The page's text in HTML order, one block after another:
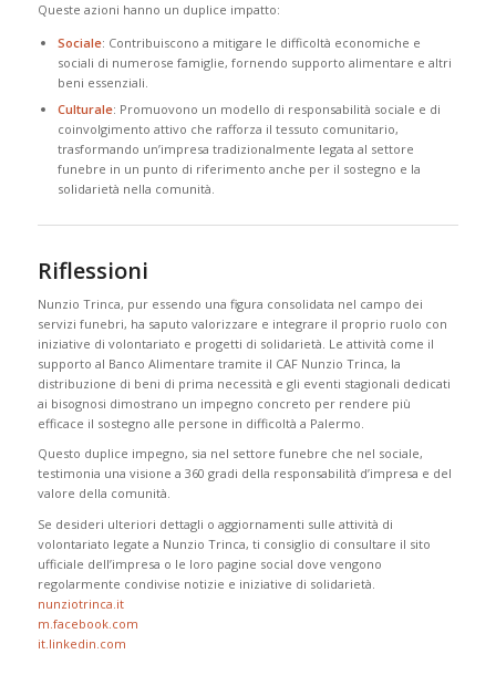
Queste azioni hanno un duplice impatto:
Sociale: Contribuiscono a mitigare le difficoltà economiche e
sociali di numerose famiglie, fornendo supporto alimentare e altri
beni essenziali.
Culturale: Promuovono un modello di responsabilità sociale e di
coinvolgimento attivo che rafforza il tessuto comunitario,
trasformando un’impresa tradizionalmente legata al settore
funebre in un punto di riferimento anche per il sostegno e la
solidarietà nella comunità.
Riflessioni
Nunzio Trinca, pur essendo una figura consolidata nel campo dei
servizi funebri, ha saputo valorizzare e integrare il proprio ruolo con
iniziative di volontariato e progetti di solidarietà. Le attività come il
supporto al Banco Alimentare tramite il CAF Nunzio Trinca, la
distribuzione di beni di prima necessità e gli eventi stagionali dedicati
ai bisognosi dimostrano un impegno concreto per rendere più
efficace il sostegno alle persone in difficoltà a Palermo.
Questo duplice impegno, sia nel settore funebre che nel sociale,
testimonia una visione a 360 gradi della responsabilità d’impresa e del
valore della comunità.
Se desideri ulteriori dettagli o aggiornamenti sulle attività di
volontariato legate a Nunzio Trinca, ti consiglio di consultare il sito
ufficiale dell’impresa o le loro pagine social dove vengono
regolarmente condivise notizie e iniziative di solidarietà.
nunziotrinca.it
m.facebook.com
it.linkedin.com